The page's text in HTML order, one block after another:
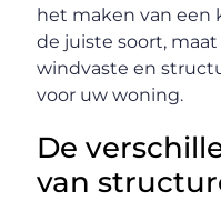
het maken van een
de juiste soort,
windvaste en
voor uw woning.
De
van